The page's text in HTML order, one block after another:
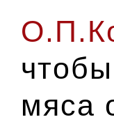
мяса